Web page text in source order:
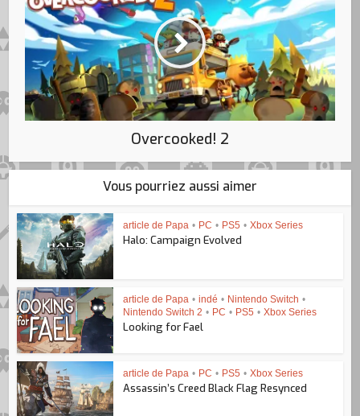
Overcooked! 2
Vous pourriez aussi aimer
article de Papa • PC • PS5 • Xbox Series
Halo: Campaign Evolved
article de Papa • indé • Nintendo Switch •
Nintendo Switch 2 • PC • PS5 • Xbox Series
Looking for Fael
article de Papa • PC • PS5 • Xbox Series
Assassin’s Creed Black Flag Resynced